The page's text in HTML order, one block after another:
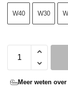
W40 W30
Meer weten